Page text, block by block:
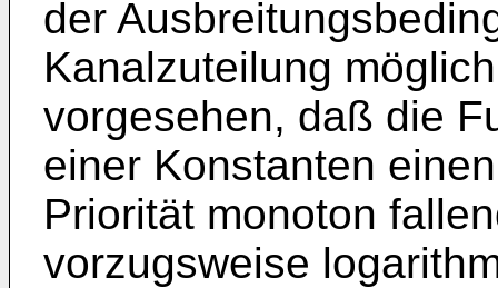
der
Kanalzuteilung
vorgesehen, daß die
einer Konstanten
Priorität monoton
vorzugsweise